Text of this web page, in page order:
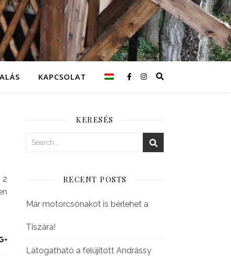
KAPCSOLAT
KERESÉS
RECENT POSTS
Már motorcsónakot is bérlehet a
Tiszára!
Látogatható a felújított Andrássy